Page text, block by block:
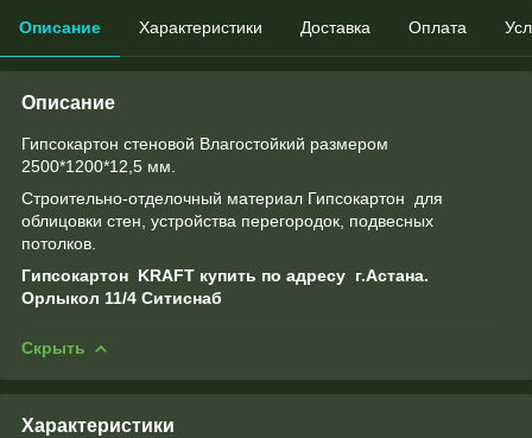
Описание Характеристики Доставка Оплата
Описание
Гипсокартон стеновой Влагостойкий размером
2500*1200*12,5 мм.
Строительно-отделочный материал Гипсокартон для
облицовки стен, устройства перегородок, подвесных
потолков.
Гипсокартон KRAFT купить по адресу г.Астана.
Орлыкол 11/4 Ситиснаб
Скрыть
Характеристики